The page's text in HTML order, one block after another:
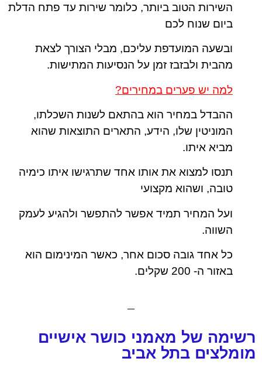
השירות הטוב ביותר, כלומר שירות עד פתח הדלת
ביום שנוח לכם
ובשעה המועדפת עליכם, מבלי הצורך לצאת
מהבית ולבזבז זמן על הנסיעות המתישות.
למה יש פערים במחירים?
ההבדל במחיר הוא בהתאם לשנות השכלתו,
המוניטין שלו, הידע, התארים התוצאות שהוא
מביא איתו.
תנסו למצוא את אותו אחד שתרגישו איתו כימיה
טובה, ושהוא מקצועי
ועל המחיר תמיד אפשר להתפשר ולהגיע לעמק
השווה.
כל אחד גובה סכום אחר, כאשר המינימום הוא
באזור ה- 200 שקלים.
רשימה של מאמני כושר אישיים
מומלצים בתל אביב